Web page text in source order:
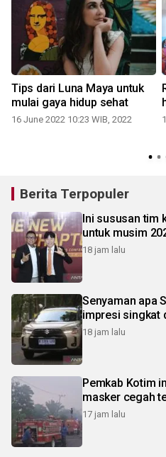
Tips dari Luna Maya untuk
mulai gaya hidup sehat
16 June 2022 10:23 WIB, 2022
Berita Terpopuler
Ini sususan tim
untuk musim
18 jam lalu
Senyaman apa
impresi singkat
18 jam lalu
Pemkab Kotim
masker cegah
17 jam lalu